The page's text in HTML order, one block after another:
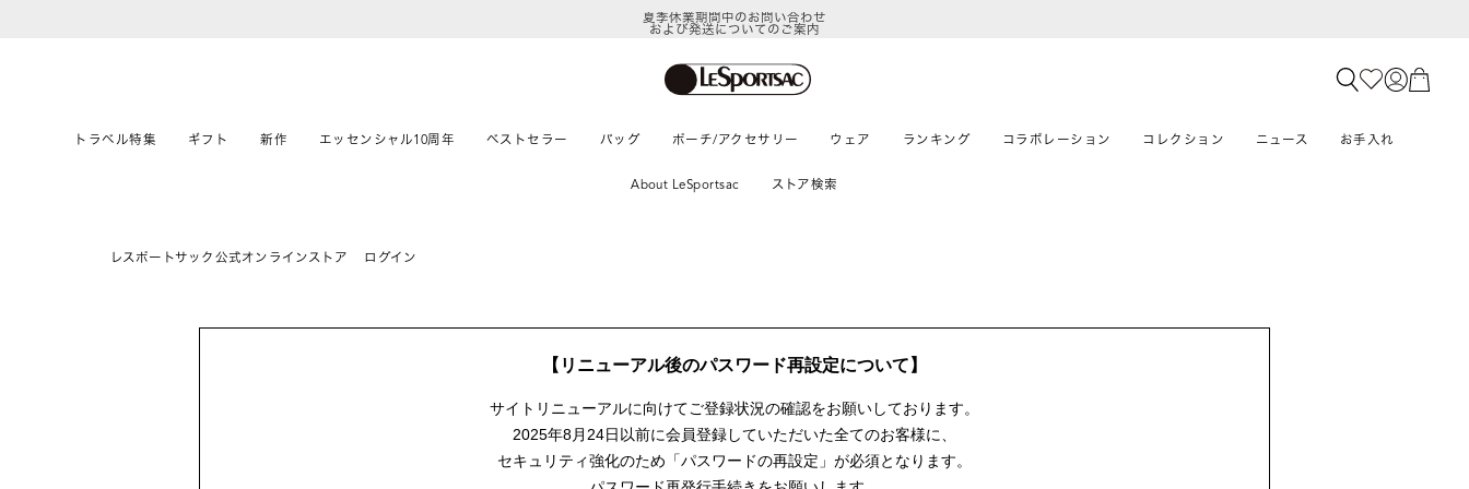
夏季休業期間中のお問い合わせ
および発送についてのご案内
トラベル特集 ギフト 新作 エッセンシャル10周年 ベストセラー バッグ ポーチ/アクセサリー ウェア ランキング コラボレーション コレクション ニュース お手入れ
About LeSportsac ストア検索
レスポートサック公式オンラインストア ログイン
【リニューアル後のパスワード再設定について】
サイトリニューアルに向けてご登録状況の確認をお願いしております。
2025年8月24日以前に会員登録していただいた全てのお客様に、
セキュリティ強化のため「パスワードの再設定」が必須となります。